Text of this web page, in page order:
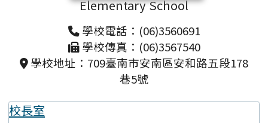
Elementary School
學校電話：(06)3560691
學校傳真：(06)3567540
學校地址：709臺南市安南區安和路五段178
巷5號
校長室